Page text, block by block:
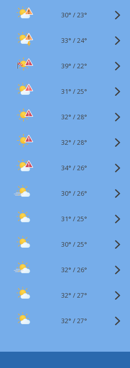
30° /23°
33° /24°
39° /22°
31° /25°
32° /28°
32° /28°
34° /26°
30° /26°
31° /25°
30° /25°
32° /26°
32° /27°
32° /27°